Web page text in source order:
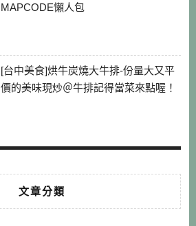
MAPCODE懶人包
[台中美食]烘牛炭燒大牛排-份量大又平
價的美味現炒＠牛排記得當菜來點喔！
文章分類